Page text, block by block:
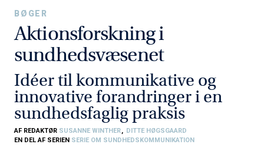
BØGER
Aktionsforskning i
sundhedsvæsenet
Idéer til kommunikative og
innovative forandringer i en
sundhedsfaglig praksis
AF REDAKTØR SUSANNE WINTHER, DITTE HØGSGAARD
EN DEL AF SERIEN SERIE OM SUNDHEDSKOMMUNIKATION